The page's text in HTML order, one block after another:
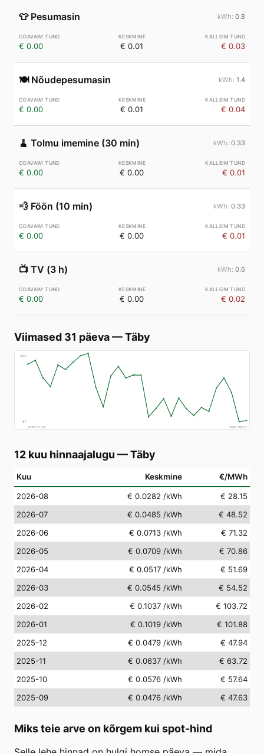
👕 Pesumasin 0.8
€ 0.00 € 0.01 € 0.03
🍽️ Nõudepesumasin 1.4
€ 0.00 € 0.01 € 0.04
🧹 Tolmu imemine (30 min) 0.33
€ 0.00 € 0.00 € 0.01
💨 Föön (10 min) 0.33
€ 0.00 € 0.00 € 0.01
📺 TV (3 h) 0.6
€ 0.00 € 0.00 € 0.02
Viimased 31 päeva—Täby
€83
€7
2026-07-09
2026-08-07
12 kuu hinnaajalugu —Täby
Kuu Keskmine €/MWh
2026-08 € 0.0282 /kWh
€ 28.15
2026-07
€ 0.0485 /kWh
€ 48.52
2026-06
€ 0.0713 /kWh
€ 71.32
2026-05
€ 0.0709 /kWh
€ 70.86
2026-04
€ 0.0517 /kWh
€ 51.69
2026-03
€ 0.0545 /kWh
€ 54.52
2026-02
€ 0.1037 /kWh
€ 103.72
2026-01
€ 0.1019 /kWh
€ 101.88
2025-12
€ 0.0479 /kWh
€ 47.94
2025-11
€ 0.0637 /kWh
€ 63.72
2025-10
€ 0.0576 /kWh
€ 57.64
2025-09
€ 0.0476 /kWh € 47.63
Miks teie arve on kõrgem kui spot-hind